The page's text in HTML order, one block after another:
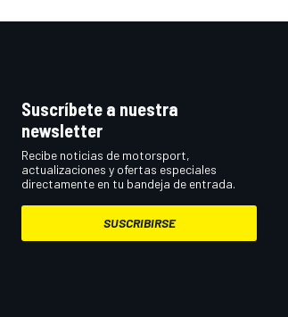
Suscríbete a nuestra
newsletter
Recibe noticias de motorsport,
actualizaciones y ofertas especiales
directamente en tu bandeja de entrada.
SUSCRIBIRSE